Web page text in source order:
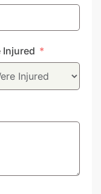
Injured